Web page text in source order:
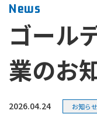
News
ゴール
業のお
2026.04.24 お知らせ